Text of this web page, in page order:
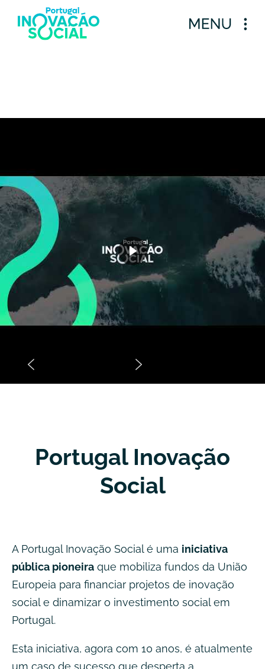
Portugal Inovação
Social
A Portugal Inovação Social é uma iniciativa
pública pioneira que mobiliza fundos da União
Europeia para financiar projetos de inovação
social e dinamizar o investimento social em
Portugal.
Esta iniciativa, agora com 10 anos, é atualmente
um caso de sucesso que desperta a